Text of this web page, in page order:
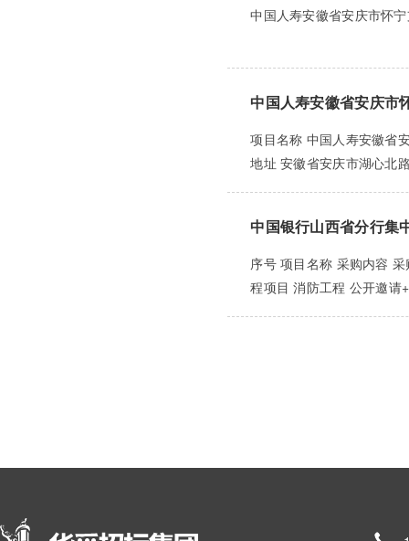
中国人寿安徽省安庆市怀
中国人寿安徽省安庆市
项目名称 中国人寿安徽省
地址 安徽省安庆市湖心北
中国银行山西省分行集
序号 项目名称 采购内容
程项目 消防工程 公开邀请